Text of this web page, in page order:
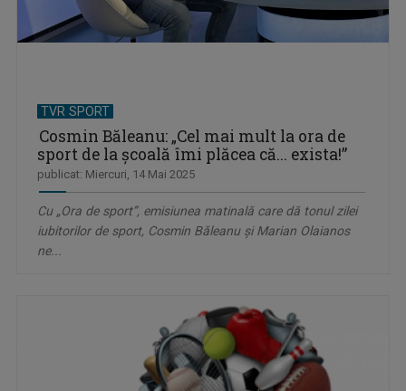
TVR SPORT
Cosmin Băleanu: „Cel mai mult la ora de
sport de la școală îmi plăcea că... exista!”
publicat: Miercuri, 14 Mai 2025
Cu „Ora de sport”, emisiunea matinală care dă tonul zilei
iubitorilor de sport, Cosmin Băleanu și Marian Olaianos
ne...